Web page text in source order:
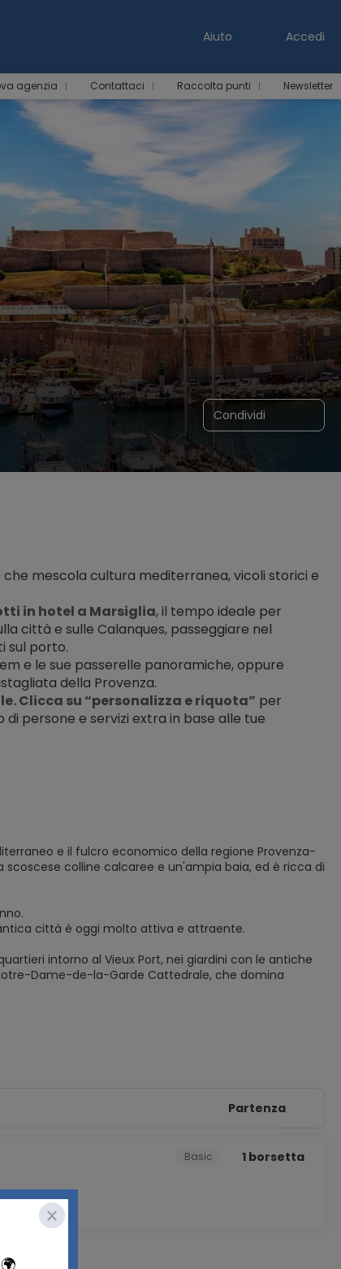
Aiuto Accedi
agenzia Contattaci Raccolta punti Newsletter
Condividi
mescola cultura mediterranea, vicoli storici e
in hotel a Marsiglia, il tempo ideale per
città e sulle Calanques, passeggiare nel
sul porto.
e le sue passerelle panoramiche, oppure
della Provenza.
Clicca su “personalizza e riquota” per
persone e servizi extra in base alle tue
e il fulcro economico della regione Provenza-
scoscese colline calcaree e un'ampia baia, ed è ricca di
città è oggi molto attiva e attraente.
intorno al Vieux Port, nei giardini con le antiche
Dame-de-la-Garde Cattedrale, che domina
Partenza
Basic 1 borsetta